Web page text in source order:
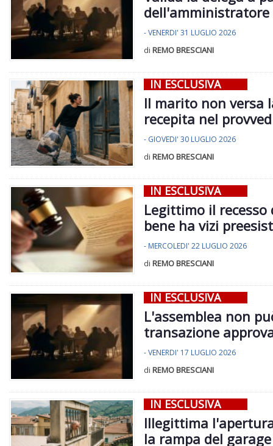
dell'amministratore
- VENERDI' 31 LUGLIO 2026
di REMO BRESCIANI
IN ESCLUSIVA
Il marito non versa
recepita nel
- GIOVEDI' 30 LUGLIO 2026
di REMO BRESCIANI
IN ESCLUSIVA
Legittimo il
bene ha vizi
- MERCOLEDI' 22 LUGLIO 2026
di REMO BRESCIANI
IN ESCLUSIVA
L'assemblea non
transazione
- VENERDI' 17 LUGLIO 2026
di REMO BRESCIANI
IN ESCLUSIVA
Illegittima
la rampa del